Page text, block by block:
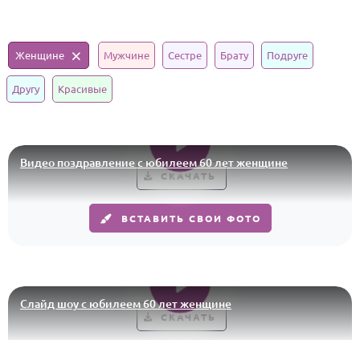
Стихи и тексты
ПРАЗДНИКИ
Свадьба
Годовщина свадьбы
Календарь праздников
Мужчине
Маме
Женщине Мужчине Сестре Брату Подруге
Другу Красивые
Видео поздравление с юбилеем 60 лет женщине
СКАЧАТЬ
ВСТАВИТЬ СВОИ ФОТО
Слайд шоу с юбилеем 60 лет женщине
СКАЧАТЬ